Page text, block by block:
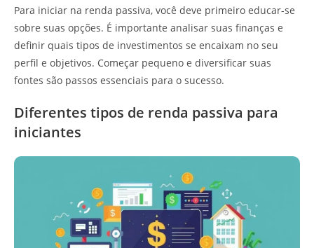
Para iniciar na renda passiva, você deve primeiro educar-se
sobre suas opções. É importante analisar suas finanças e
definir quais tipos de investimentos se encaixam no seu
perfil e objetivos. Começar pequeno e diversificar suas
fontes são passos essenciais para o sucesso.
Diferentes tipos de renda passiva para
iniciantes